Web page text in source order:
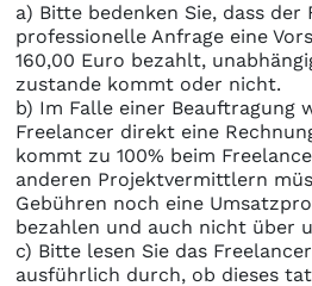
a) Bitte bedenken Sie, dass
professionelle Anfrage eine
160,00 Euro bezahlt,
zustande kommt oder nicht.
b) Im Falle einer Beauftragung
Freelancer direkt eine
kommt zu 100% beim
anderen Projektvermittlern
Gebühren noch eine
bezahlen und auch nicht über
c) Bitte lesen Sie das
ausführlich durch, ob dieses